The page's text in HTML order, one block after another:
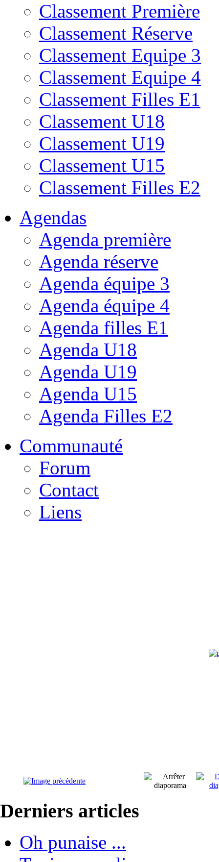
Classement Première
Classement Réserve
Classement Equipe 3
Classement Equipe 4
Classement Filles E1
Classement U18
Classement U19
Classement U15
Classement Filles E2
Agendas
Agenda première
Agenda réserve
Agenda équipe 3
Agenda équipe 4
Agenda filles E1
Agenda U18
Agenda U19
Agenda U15
Agenda Filles E2
Communauté
Forum
Contact
Liens
Derniers articles
Oh punaise ...